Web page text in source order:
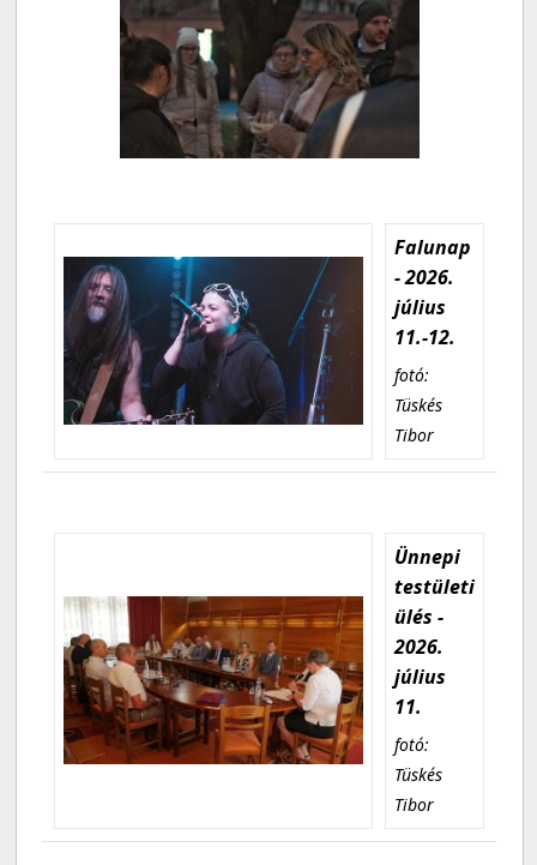
Falunap
- 2026.
július
11.-12.
fotó:
Tüskés
Tibor
Ünnepi
testületi
ülés -
2026.
július
11.
fotó:
Tüskés
Tibor